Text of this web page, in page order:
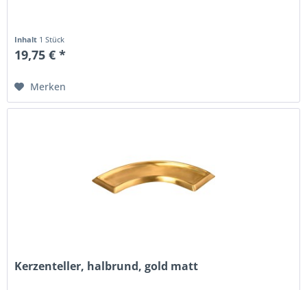
Inhalt 1 Stück
19,75 € *
Merken
Kerzenteller, halbrund, gold matt